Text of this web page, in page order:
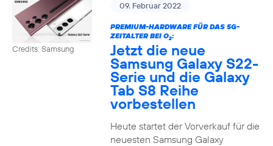
Credits: Samsung
09. Februar 2022
PREMIUM-HARDWARE FÜR DAS 5G-
ZEITALTER BEI O2:
Jetzt die neue
Samsung Galaxy S22-
Serie und die Galaxy
Tab S8 Reihe
vorbestellen
Heute startet der Vorverkauf für die
neuesten Samsung Galaxy